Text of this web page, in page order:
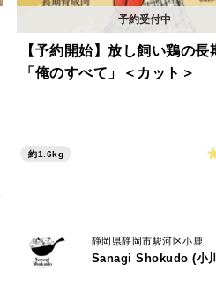
【予約開始】放し飼い鶏の長
「俺のすべて」＜カット＞
約1.6kg
静岡県静岡市駿河区小鹿
Sanagi Shokudo (小